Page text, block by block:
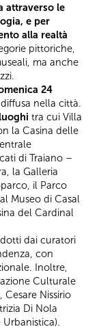
attraverso le
e per
alla realtà
pittoriche,
ma anche
24
nella città.
tra cui Villa
la Casina delle
di Traiano –
la Galleria
il Parco
Museo di Casal
del Cardinal
dai curatori
con
Inoltre,
Culturale
Cesare Nissirio
Di Nola